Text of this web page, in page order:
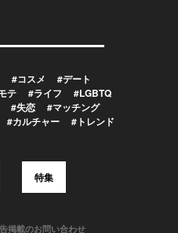
#コスメ
#デート
テ #ライフ
#LGBTQ
#失恋
#マッチング
#カルチャー #トレンド
特集
掲載のお問い合わせ